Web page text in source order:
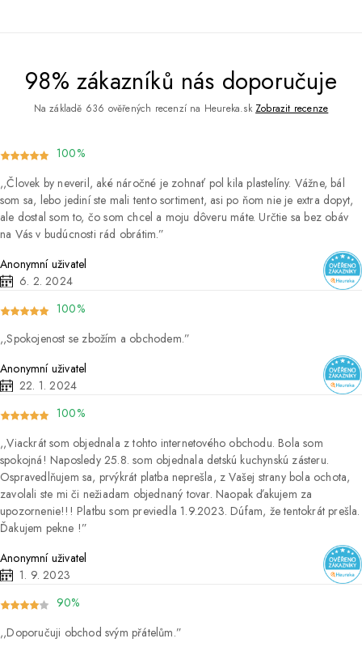
98% zákazníků nás doporučuje
Na základě 636 ověřených recenzí na Heureka.sk Zobrazit recenze
100%
Človek by neveril, aké náročné je zohnať pol kila plastelíny. Vážne, bál
som sa, lebo jediní ste mali tento sortiment, asi po ňom nie je extra dopyt,
ale dostal som to, čo som chcel a moju dôveru máte. Určtie sa bez obáv
na Vás v budúcnosti rád obrátim.
Anonymní uživatel
6. 2. 2024
100%
Spokojenost se zbožím a obchodem.
Anonymní uživatel
22. 1. 2024
100%
Viackrát som objednala z tohto internetového obchodu. Bola som
spokojná! Naposledy 25.8. som objednala detskú kuchynskú zásteru.
Ospravedlňujem sa, prvýkrát platba neprešla, z Vašej strany bola ochota,
zavolali ste mi či nežiadam objednaný tovar. Naopak ďakujem za
upozornenie!!! Platbu som previedla 1.9.2023. Dúfam, že tentokrát prešla.
Ďakujem pekne !
Anonymní uživatel
1. 9. 2023
90%
Doporučuji obchod svým přátelům.